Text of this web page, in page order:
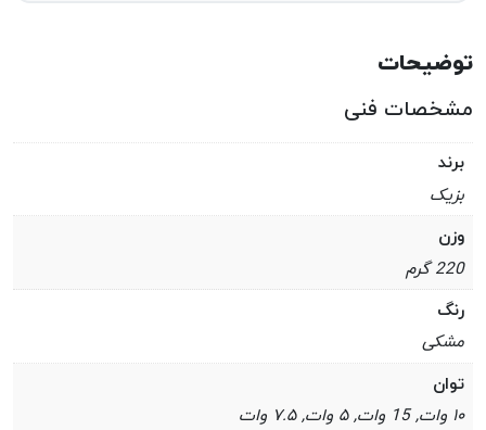
توضیحات
مشخصات فنی
برند
بزیک
وزن
220 گرم
رنگ
مشکی
توان
۱۰ وات, 15 وات, ۵ وات, ۷.۵ وات